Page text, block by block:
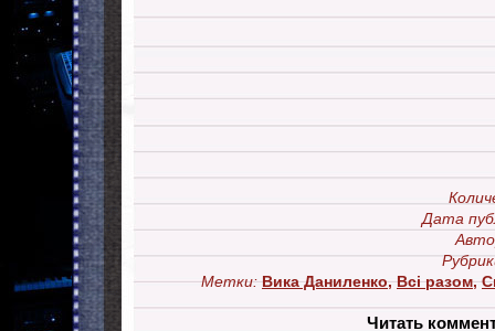
Дата
Метки: Вика Даниленко,Всі разом,
Читать